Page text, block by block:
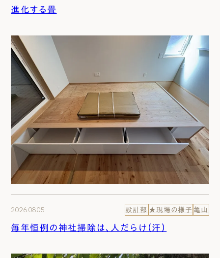
進化する畳
2026.08.05 設計部 ★現場の様子 亀山
毎年恒例の神社掃除は、人だらけ（汗）